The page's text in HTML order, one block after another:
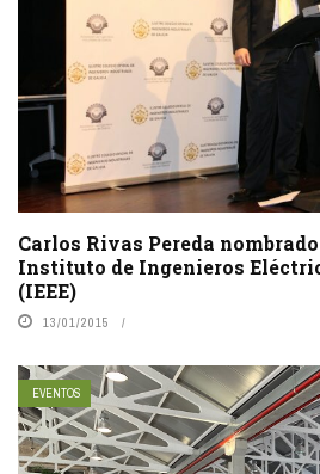
Carlos Rivas Pereda nombrado
Instituto de Ingenieros
(IEEE)
13/01/2015
EVENTOS